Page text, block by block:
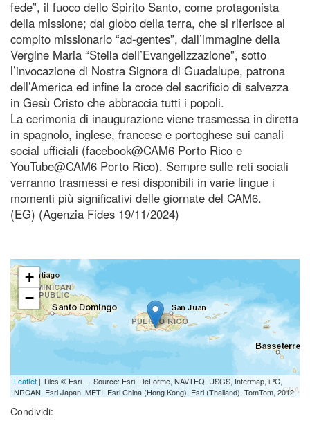
fede”, il fuoco dello Spirito Santo, come protagonista
della missione; dal globo della terra, che si riferisce al
compito missionario “ad-gentes”, dall’immagine della
Vergine Maria “Stella dell’Evangelizzazione”, sotto
l’invocazione di Nostra Signora di Guadalupe, patrona
dell’America ed infine la croce del sacrificio di salvezza
in Gesù Cristo che abbraccia tutti i popoli.
La cerimonia di inaugurazione viene trasmessa in diretta
in spagnolo, inglese, francese e portoghese sui canali
social ufficiali (facebook@CAM6 Porto Rico e
YouTube@CAM6 Porto Rico). Sempre sulle reti sociali
verranno trasmessi e resi disponibili in varie lingue i
momenti più significativi delle giornate del CAM6.
(EG) (Agenzia Fides 19/11/2024)
+
−
Leaflet | Tiles © Esri — Source: Esri, DeLorme, NAVTEQ, USGS, Intermap, iPC,
NRCAN, Esri Japan, METI, Esri China (Hong Kong), Esri (Thailand), TomTom, 2012
Condividi: